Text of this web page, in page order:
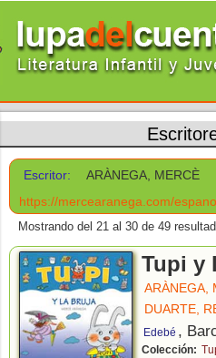
Escritor:
ARÀNEGA, MERCÈ
https://mercearanega.com/
Mostrando del 21 al 30 de 49
Tupi y
ARÀNEGA,
DUARTE,
Edebé ,
Colección: